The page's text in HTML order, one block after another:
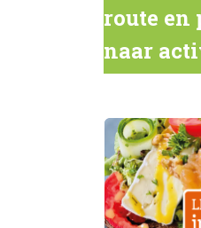
route en
naar